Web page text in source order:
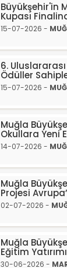
Büyükşehir'in
Kupası
15-07-2026 -
6.
Ödüller
15-07-2026 -
Muğla
Okullara Yeni
14-07-2026 -
Muğla
Projesi
02-07-2026 -
Muğla
Eğitim Yatırımı
30-06-2026 -